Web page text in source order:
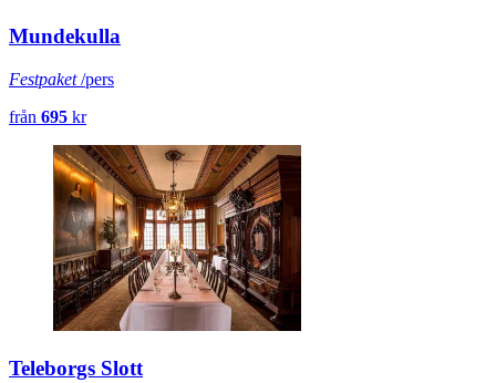
Mundekulla
Festpaket/pers
från 695 kr
Teleborgs Slott